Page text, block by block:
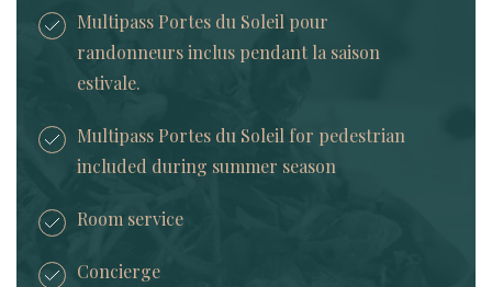
Multipass Portes du Soleil pour
randonneurs inclus pendant la saison
estivale.
Multipass Portes du Soleil for pedestrian
included during summer season
Room service
Concierge